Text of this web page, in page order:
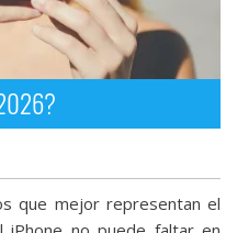
que mejor representan el